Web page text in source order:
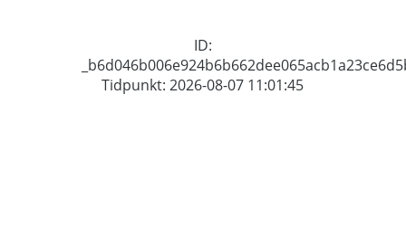
ID:
Tidpunkt: 2026-08-07 11:01:45